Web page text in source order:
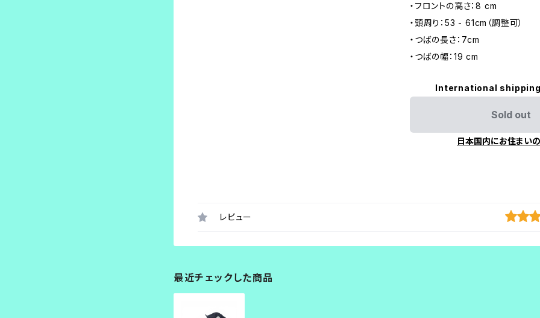
・フロントの高さ：8 cm
・頭周り：53 - 61cm（調整可）
・つばの長さ：7cm
・つばの幅：19 cm
International
Sold out
日本国内にお住まい
レビュー
最近チェックした商品